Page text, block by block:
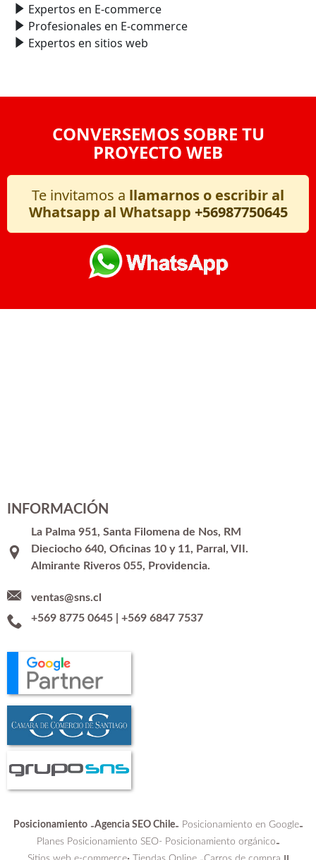
Expertos en E-commerce
Profesionales en E-commerce
Expertos en sitios web
CONVERSEMOS SOBRE TU
PROYECTO WEB
Te invitamos a llamarnos o escribir al
Whatsapp al Whatsapp +56987750645
INFORMACIÓN
La Palma 951, Santa Filomena de Nos, RM
Dieciocho 640, Oficinas 10 y 11, Parral, VII.
Almirante Riveros 055, Providencia.
ventas@sns.cl
+569 8775 0645| +569 6847 7537
Posicionamiento-Agencia SEO Chile- Posicionamiento en Google-
Planes Posicionamiento SEO- Posicionamiento orgánico-